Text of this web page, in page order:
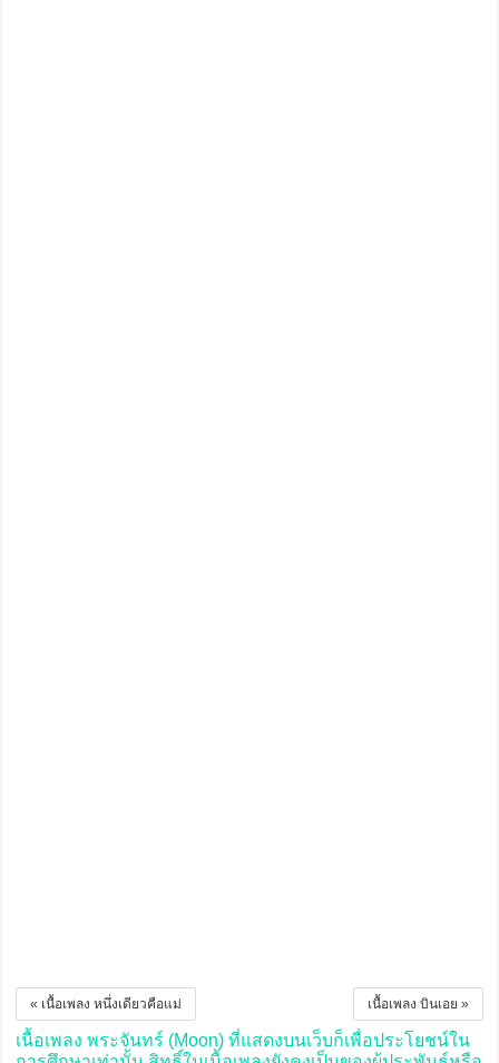
เนื้อเพลง บินเอย »
« เนื้อเพลง หนึ่งเดียวคือแม่
เนื้อเพลง พระจันทร์ (Moon) ที่แสดงบนเว็บก็เพื่อประโยชน์ใน